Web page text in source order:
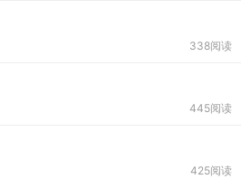
338阅读
445阅读
425阅读